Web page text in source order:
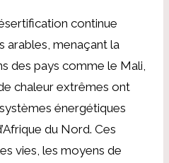
continue
arables, menaçant la
des pays comme le Mali,
chaleur extrêmes ont
énergétiques
du Nord. Ces
vies, les moyens de